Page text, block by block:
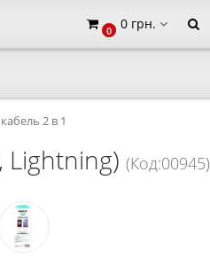
0 0 грн.
2 в 1
Lightning)(Код:00945)